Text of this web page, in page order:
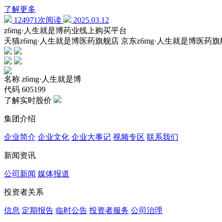
了解更多
124971次阅读
2025.03.12
z6mg·人生就是博药业线上购买平台
天猫z6mg·人生就是博医药旗舰店 京东z6mg·人生就是博医药
名称 z6mg·人生就是博
代码 605199
了解实时股价
集团介绍
企业简介 企业文化 企业⼤事记 视频专区 联系我们
新闻资讯
公司新闻 媒体报道
投资者关系
信息 定期报告 临时公告 投资者服务 公司治理